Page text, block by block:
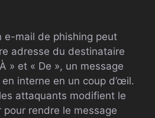
e-mail de phishing peut
adresse du destinataire
» et « De », un message
interne en un coup d’œil.
attaquants modifient le
pour rendre le message